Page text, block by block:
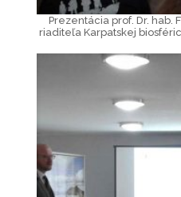
Prezentácia prof. Dr. hab.
riaditeľa Karpatskej